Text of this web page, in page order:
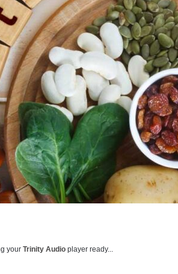
a
i
l
your Trinity Audio player ready...